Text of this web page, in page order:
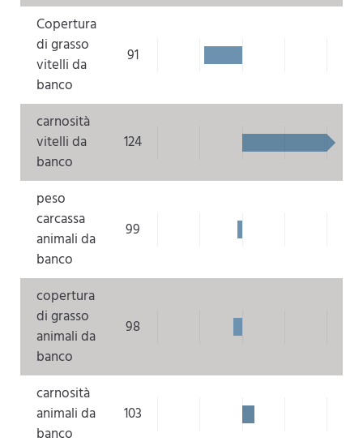
Copertura
di grasso
vitelli da
banco
91
carnosità
vitelli da
banco
124
peso
carcassa
animali da
banco
99
copertura
di grasso
animali da
banco
98
carnosità
animali da
banco
103